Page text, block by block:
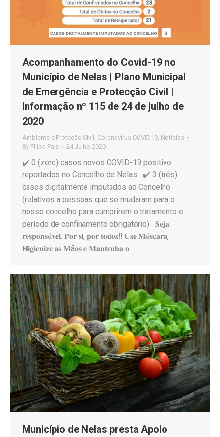
Acompanhamento do Covid-19 no
Município de Nelas | Plano Municipal
de Emergência e Protecção Civil |
Informação nº 115 de 24 de julho de
2020
Ambiente e Proteção Civil , Coronavirus COVID19, Notícias
By Filipa Pais 24 Julho 2020
✔️ 0 (zero) casos novos COVID-19 positivo
reportados no Concelho de Nelas ✔️ 3 (três)
casos digitalmente imputados ao Concelho
(relativos a pessoas que se mudaram para o
nosso concelho para cumprirem o tratamento e
período de confinamento obrigatório) 𝐒𝐞𝐣𝐚
𝐫𝐞𝐬𝐩𝐨𝐧𝐬á𝐯𝐞𝐥. 𝐏𝐨𝐫 𝐬𝐢, 𝐩𝐨𝐫 𝐭𝐨𝐝𝐨𝐬‼️ 𝐔𝐬𝐞 𝐌á𝐬𝐜𝐚𝐫𝐚,
𝐇𝐢𝐠𝐢𝐞𝐧𝐢𝐳𝐞 𝐚𝐬 𝐌ã𝐨𝐬 𝐞 𝐌𝐚𝐧𝐭𝐞𝐧𝐡𝐚 𝐨…
Município de Nelas presta Apoio